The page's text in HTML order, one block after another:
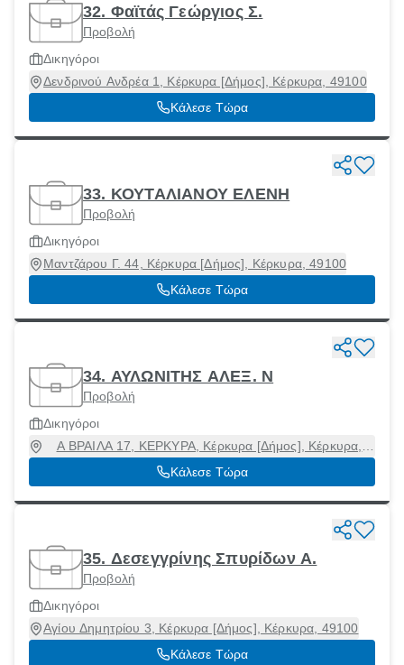
32. Φαϊτάς Γεώργιος Σ.
Προβολή
Δικηγόροι
Δενδρινού Ανδρέα 1, Κέρκυρα [Δήμος], Κέρκυρα, 49100
Κάλεσε Τώρα
33. ΚΟΥΤΑΛΙΑΝΟΥ ΕΛΕΝΗ
Προβολή
Δικηγόροι
Μαντζάρου Γ. 44, Κέρκυρα [Δήμος], Κέρκυρα, 49100
Κάλεσε Τώρα
34. ΑΥΛΩΝΙΤΗΣ ΑΛΕΞ. Ν
Προβολή
Δικηγόροι
Α ΒΡΑΙΛΑ 17, ΚΕΡΚΥΡΑ, Κέρκυρα [Δήμος], Κέρκυρα,
49100
Κάλεσε Τώρα
35. Δεσεγγρίνης Σπυρίδων Α.
Προβολή
Δικηγόροι
Αγίου Δημητρίου 3, Κέρκυρα [Δήμος], Κέρκυρα, 49100
Κάλεσε Τώρα